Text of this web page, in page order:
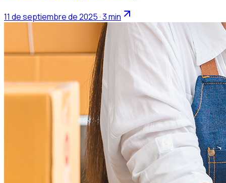
11 de septiembre de 2025 · 3 min